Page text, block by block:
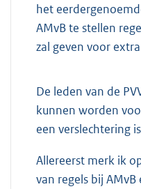
het
AMvB te stellen
zal geven voor
De leden van de
kunnen worden
een verslechtering
Allereerst merk ik
van regels bij